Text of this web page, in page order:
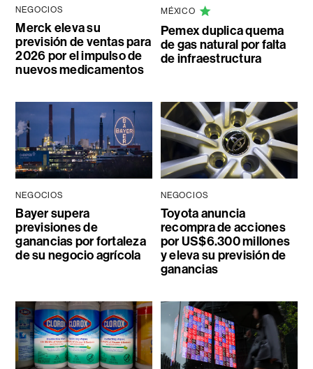
NEGOCIOS
Merck eleva su
previsión de ventas para
2026 por el impulso de
nuevos medicamentos
MÉXICO
Pemex duplica quema
de gas natural por falta
de infraestructura
NEGOCIOS
Bayer supera
previsiones de
ganancias por fortaleza
de su negocio agrícola
NEGOCIOS
Toyota anuncia
recompra de acciones
por US$6.300 millones
y eleva su previsión de
ganancias